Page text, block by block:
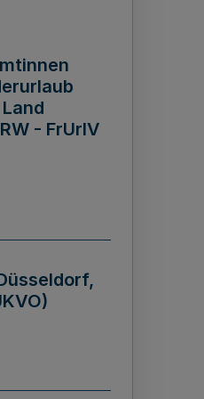
- FrUrlV